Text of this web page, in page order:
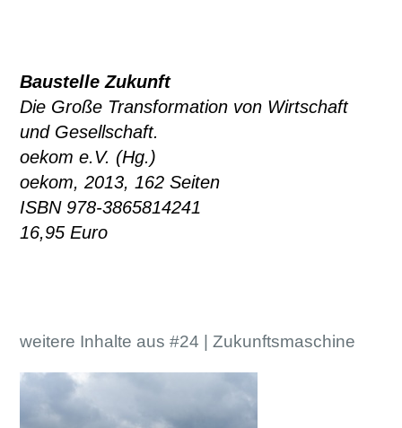
Baustelle Zukunft
Die Große Transformation von Wirtschaft
und Gesellschaft.
oekom e.V. (Hg.)
oekom, 2013, 162 Seiten
ISBN 978-3865814241
16,95 Euro
weitere Inhalte aus #24 | Zukunftsmaschine